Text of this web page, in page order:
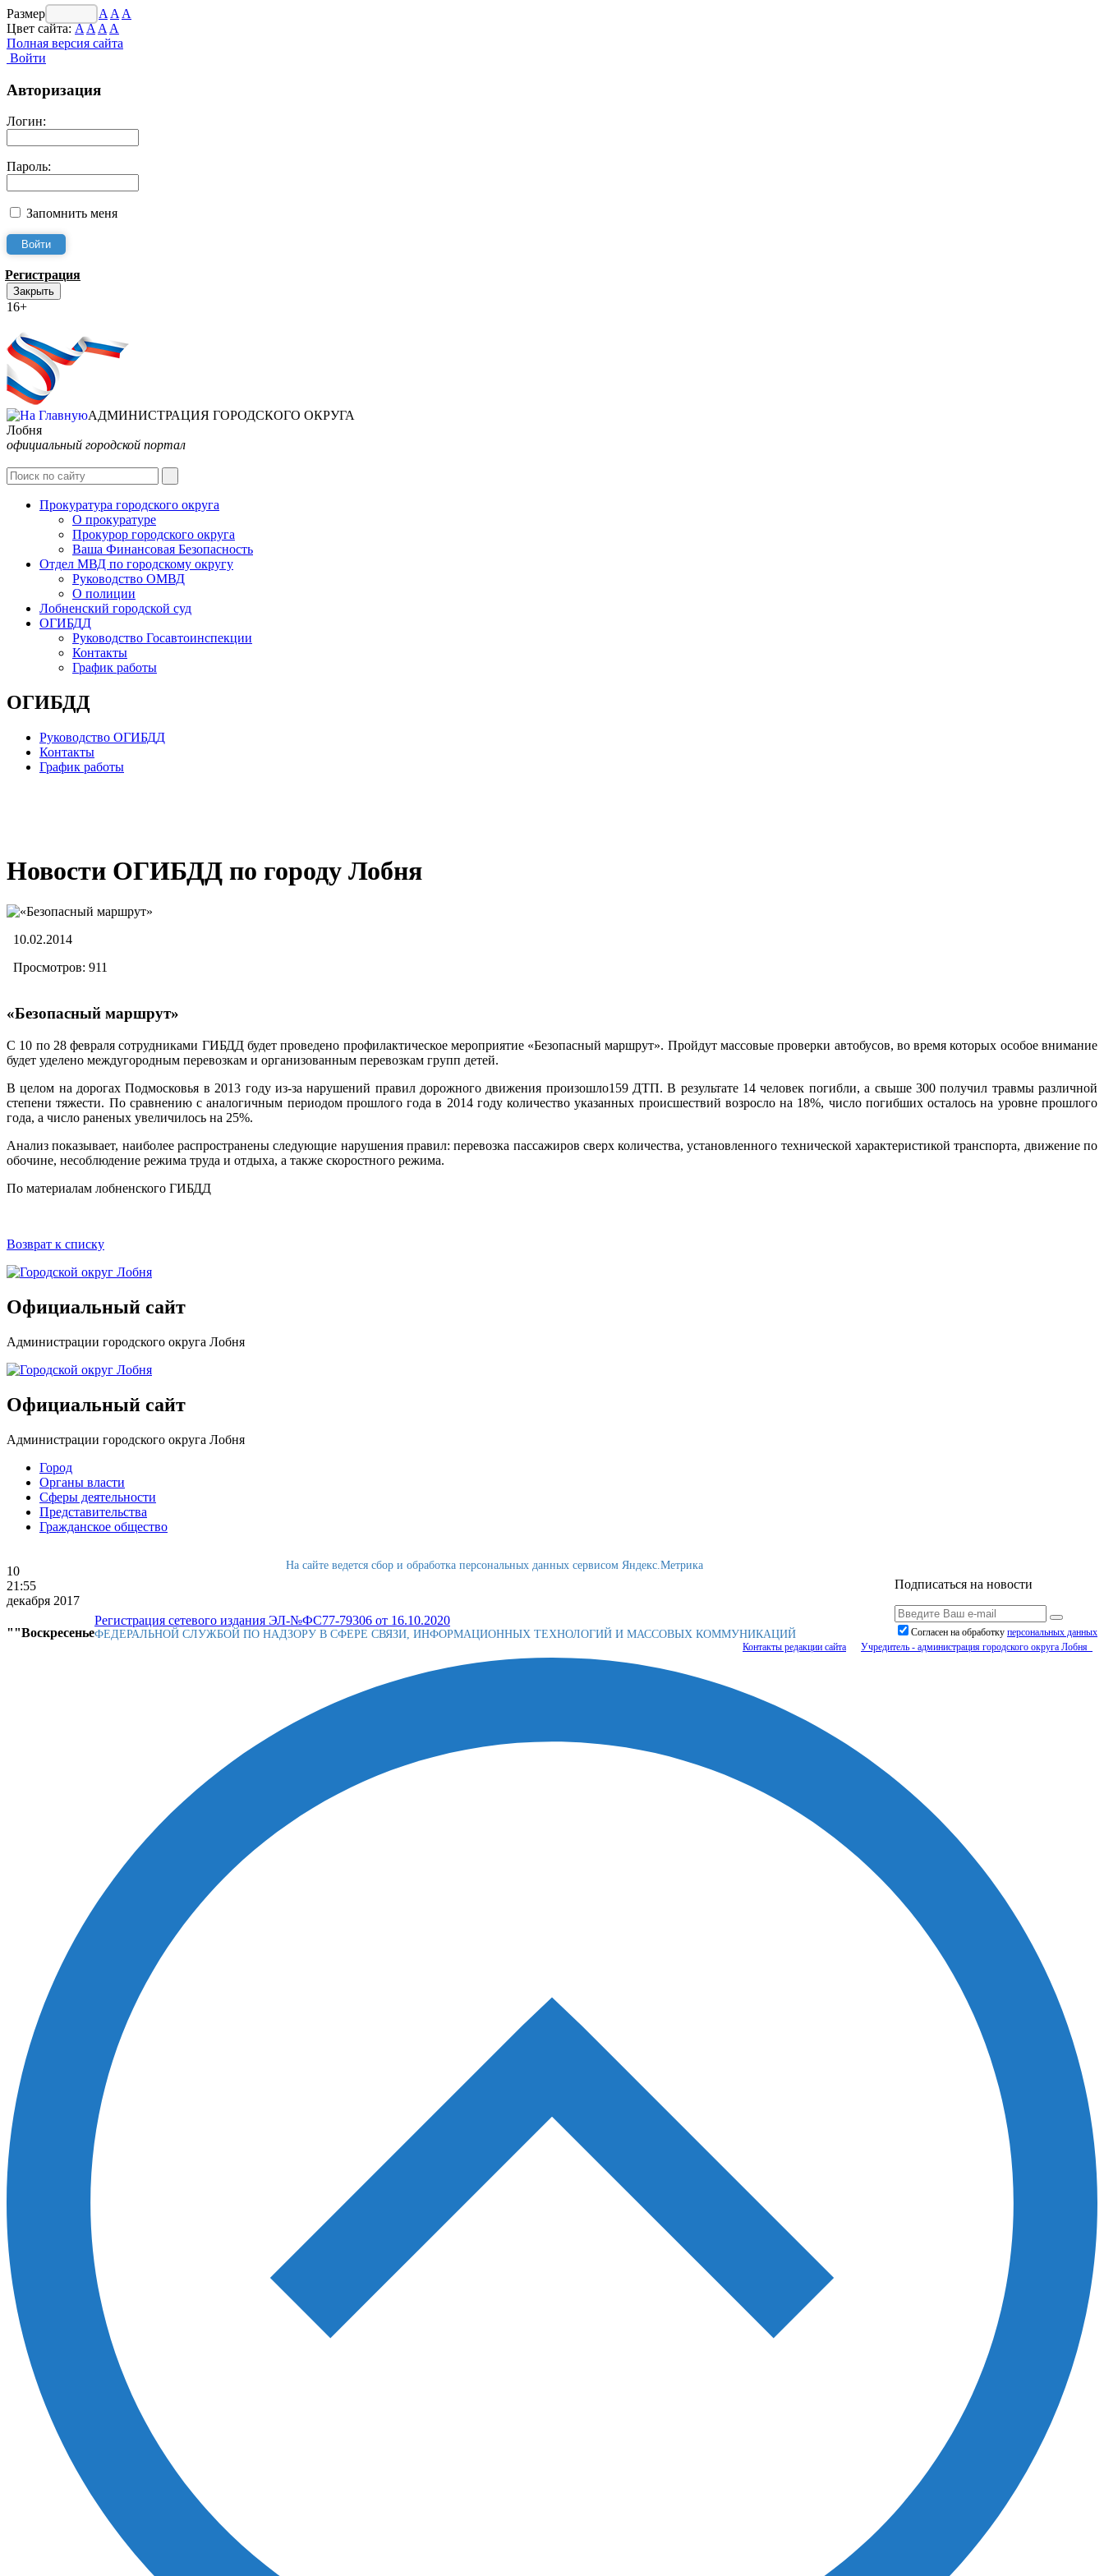
Размер шрифта: A A A
Цвет сайта:AA A A
Полная версия сайта
Войти
Авторизация
Логин:
Пароль:
Запомнить меня
Регистрация
Закрыть
16+
АДМИНИСТРАЦИЯ ГОРОДСКОГО ОКРУГА
Лобня
официальный городской портал
Прокуратура городского округа
О прокуратуре
Прокурор городского округа
Ваша Финансовая Безопасность
Отдел МВД по городскому округу
Руководство ОМВД
О полиции
Лобненский городской суд
ОГИБДД
Руководство Госавтоинспекции
Контакты
График работы
ОГИБДД
Руководство ОГИБДД
Контакты
График работы
Новости ОГИБДД по городу Лобня
10.02.2014
Просмотров: 911
«Безопасный маршрут»
С 10 по 28 февраля сотрудниками ГИБДД будет проведено профилактическое мероприятие «Безопасный маршрут». Пройдут массовые проверки автобусов, во время которых особое внимание
будет уделено междугородным перевозкам и организованным перевозкам групп детей.
В целом на дорогах Подмосковья в 2013 году из-за нарушений правил дорожного движения произошло159 ДТП. В результате 14 человек погибли, а свыше 300 получил травмы различной
степени тяжести. По сравнению с аналогичным периодом прошлого года в 2014 году количество указанных происшествий возросло на 18%, число погибших осталось на уровне прошлого
года, а число раненых увеличилось на 25%.
Анализ показывает, наиболее распространены следующие нарушения правил: перевозка пассажиров сверх количества, установленного технической характеристикой транспорта, движение по
обочине, несоблюдение режима труда и отдыха, а также скоростного режима.
По материалам лобненского ГИБДД
Возврат к списку
Официальный сайт
Администрации городского округа Лобня
Официальный сайт
Администрации городского округа Лобня
Город
Органы власти
Сферы деятельности
Представительства
Гражданское общество
10
21:55
декабря 2017
""Воскресенье
Подписаться на новости
Согласен на обработку персональныx данных
На сайте ведется сбор и обработка персональных данных сервисом Яндекс.Метрика
Регистрация сетевого издания ЭЛ-№ФС77-79306 от 16.10.2020
ФЕДЕРАЛЬНОЙ СЛУЖБОЙ ПО НАДЗОРУ В СФЕРЕ СВЯЗИ, ИНФОРМАЦИОННЫХ ТЕХНОЛОГИЙ И МАССОВЫХ КОММУНИКАЦИЙ
Контакты редакции сайта Учредитель - администрация городского округа Лобня